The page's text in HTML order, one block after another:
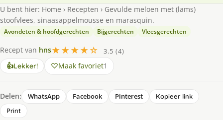
U bent hier: Home › Recepten › Gevulde meloen met (lams)
stoofvlees, sinaasappelmousse en marasquin.
Avondeten & hoofdgerechten Bijgerechten Vleesgerechten
Recept van hns★★★★☆
3.5 (4)
👍Lekker! Maak favoriet1
Delen: WhatsApp Facebook Pinterest
Kopieer link
Print